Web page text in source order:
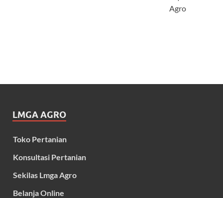
Agro
LMGA AGRO
Toko Pertanian
Konsultasi Pertanian
Sekilas Lmga Agro
Belanja Online